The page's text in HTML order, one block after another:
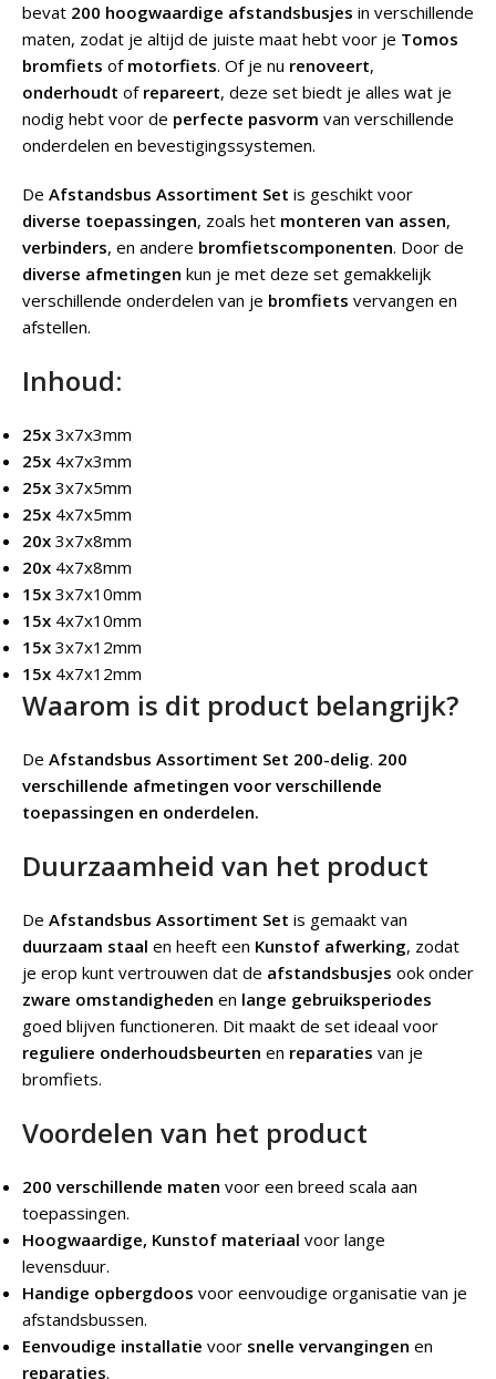
bevat 200 hoogwaardige afstandsbusjes in verschillende
maten, zodat je altijd de juiste maat hebt voor je Tomos
bromfiets of motorfiets. Of je nu renoveert,
onderhoudt of repareert, deze set biedt je alles wat je
nodig hebt voor de perfecte pasvorm van verschillende
onderdelen en bevestigingssystemen.
De Afstandsbus Assortiment Set is geschikt voor
diverse toepassingen, zoals het monteren van assen,
verbinders, en andere bromfietscomponenten. Door de
diverse afmetingen kun je met deze set gemakkelijk
verschillende onderdelen van je bromfiets vervangen en
afstellen.
Inhoud:
25x 3x7x3mm
25x 4x7x3mm
25x 3x7x5mm
25x 4x7x5mm
20x 3x7x8mm
20x 4x7x8mm
15x 3x7x10mm
15x 4x7x10mm
15x 3x7x12mm
15x 4x7x12mm
Waarom is dit product belangrijk?
De Afstandsbus Assortiment Set 200-delig. 200
verschillende afmetingen voor verschillende
toepassingen en onderdelen.
Duurzaamheid van het product
De Afstandsbus Assortiment Set is gemaakt van
duurzaam staal en heeft een Kunstof afwerking, zodat
je erop kunt vertrouwen dat de afstandsbusjes ook onder
zware omstandigheden en lange gebruiksperiodes
goed blijven functioneren. Dit maakt de set ideaal voor
reguliere onderhoudsbeurten en reparaties van je
bromfiets.
Voordelen van het product
200 verschillende maten voor een breed scala aan
toepassingen.
Hoogwaardige, Kunstof materiaal voor lange
levensduur.
Handige opbergdoos voor eenvoudige organisatie van je
afstandsbussen.
Eenvoudige installatie voor snelle vervangingen en
reparaties.